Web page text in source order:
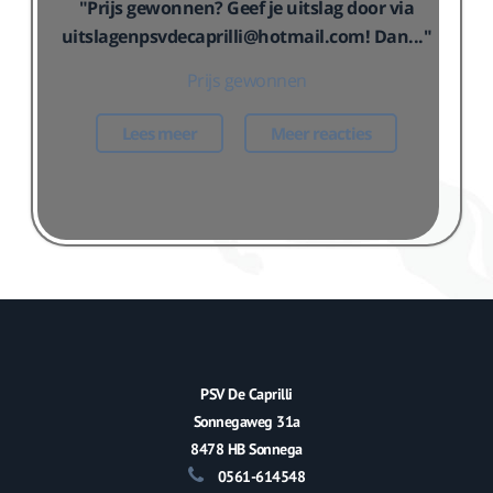
"Prijs gewonnen? Geef je uitslag door via
uitslagenpsvdecaprilli@hotmail.com! Dan..."
Prijs gewonnen
Lees meer Meer reacties
PSV De Caprilli
Sonnegaweg 31a
8478 HB Sonnega
0561-614548